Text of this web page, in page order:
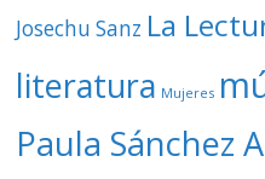
Josechu Sanz La
literatura Mujeres
Paula Sánchez